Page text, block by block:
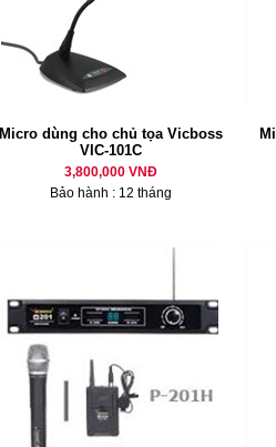
Micro dùng cho chủ tọa Vicboss
VIC-101C
3,800,000 VNĐ
Bảo hành : 12 tháng